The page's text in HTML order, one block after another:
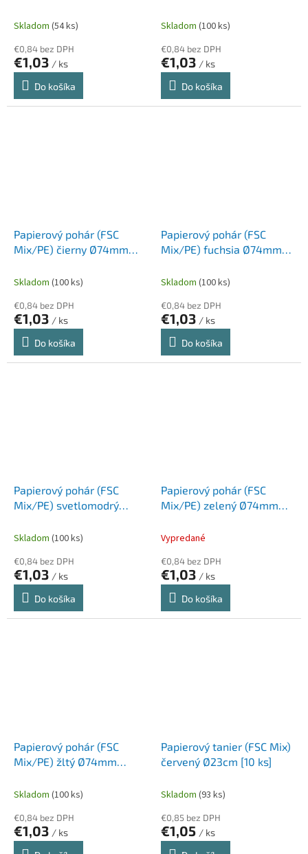
Skladom (54 ks)
€0,84 bez DPH
€1,03 / ks
Do košíka
Skladom (100 ks)
€0,84 bez DPH
€1,03 / ks
Do košíka
Papierový pohár (FSC
Mix/PE) čierny Ø74mm
Skladom (100 ks)
€0,84 bez DPH
€1,03 / ks
Do košíka
Papierový pohár (FSC
Mix/PE) fuchsia Ø74mm
Skladom (100 ks)
€0,84 bez DPH
€1,03 / ks
Do košíka
Papierový pohár (FSC
Mix/PE) svetlomodrý
Skladom (100 ks)
€0,84 bez DPH
€1,03 / ks
Do košíka
Papierový pohár (FSC
Mix/PE) zelený Ø74mm
Vypredané
€0,84 bez DPH
€1,03 / ks
Do košíka
Papierový pohár (FSC
Mix/PE) žltý Ø74mm
Skladom (100 ks)
€0,84 bez DPH
€1,03 / ks
Papierový tanier (FSC Mix)
červený Ø23cm [10 ks]
Skladom (93 ks)
€0,85 bez DPH
€1,05 / ks